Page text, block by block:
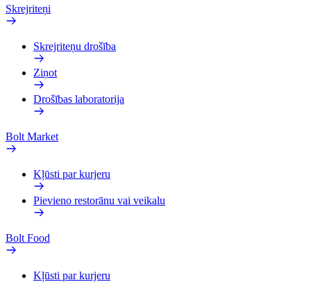
Skrejriteņi
Skrejriteņu drošība
Ziņot
Drošības laboratorija
Bolt Market
Kļūsti par kurjeru
Pievieno restorānu vai veikalu
Bolt Food
Kļūsti par kurjeru